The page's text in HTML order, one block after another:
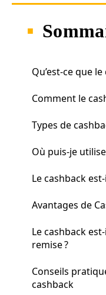
Qu’est-ce que
Comment le
Types de
Où puis-je
Le cashback
Avantages de
Le cashback
remise ?
Conseils
cashback